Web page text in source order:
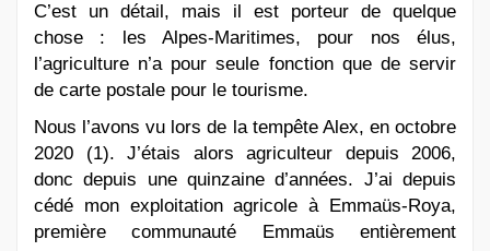
C’est un détail, mais il est porteur de quelque
chose : les Alpes-Maritimes, pour nos élus,
l’agriculture n’a pour seule fonction que de servir
de carte postale pour le tourisme.
Nous l’avons vu lors de la tempête Alex, en octobre
2020 (1). J’étais alors agriculteur depuis 2006,
donc depuis une quinzaine d’années. J’ai depuis
cédé mon exploitation agricole à Emmaüs-Roya,
première communauté Emmaüs entièrement